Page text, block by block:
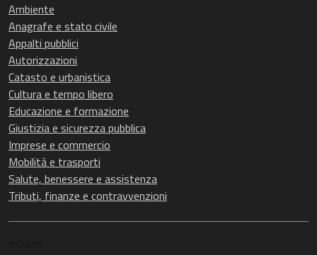
Ambiente
Anagrafe e stato civile
Appalti pubblici
Autorizzazioni
Catasto e urbanistica
Cultura e tempo libero
Educazione e formazione
Giustizia e sicurezza pubblica
Imprese e commercio
Mobilità e trasporti
Salute, benessere e assistenza
Tributi, finanze e contravvenzioni